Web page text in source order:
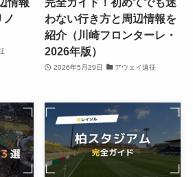
ノ
わない行き方と周辺情報を
紹介（川崎フロンターレ・
2026年版）
2026年5月29日 アウェイ遠征